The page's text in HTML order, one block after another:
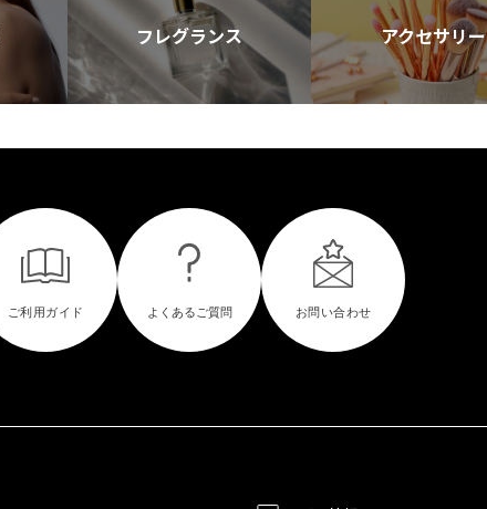
フレグランス アクセサリー